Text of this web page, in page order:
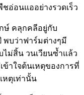
อ่อนแออย่างรวดเร็ว
ษ์ คลุกคลีอยู่กับ
พบว่าฟาร์มต่างๆมี
ไม่สิ้น วนเวียนซ้ำแล้ว
ข้าใจต้นเหตุของการที่
หตุเท่านั้น